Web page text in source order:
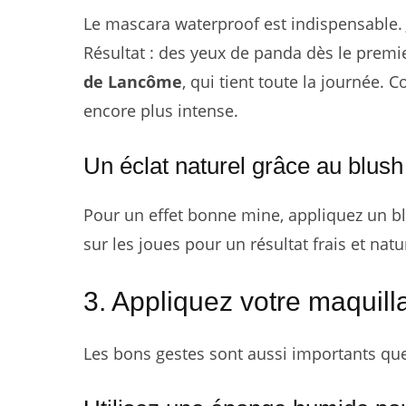
Le mascara waterproof est
Résultat : des yeux de panda dès le
de Lancôme, qui tient toute la journée.
encore plus intense.
Un éclat naturel grâce au
Pour un effet bonne mine, appliquez un
sur les joues pour un résultat frais et
3. Appliquez votre
Les bons gestes sont aussi importants